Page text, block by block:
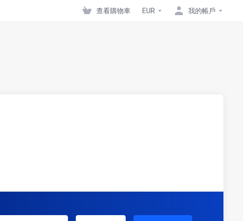
查看購物車 EUR 我的帳戶